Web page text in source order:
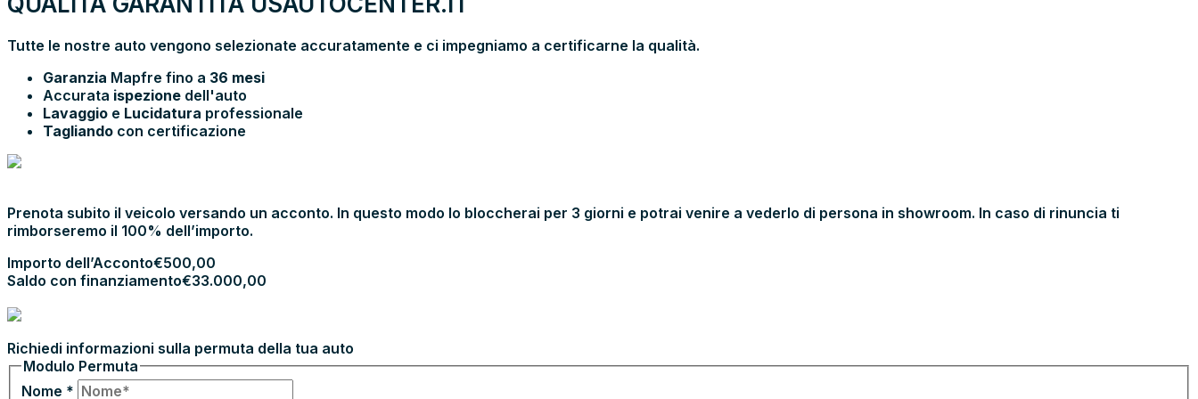
Tutte le nostre auto vengono selezionate accuratamente e ci impegniamo a certificarne la qualità.
Garanzia Mapfre fino a 36 mesi
Accurata ispezione dell'auto
Lavaggio e Lucidatura professionale
Tagliando con certificazione
Prenota subito il veicolo versando un acconto. In questo modo lo bloccherai per 3 giorni e potrai venire a vederlo di persona in showroom. In caso di rinuncia ti
rimborseremo il 100% dell’importo.
Importo dell’Acconto€500,00
Saldo con finanziamento€33.000,00
Richiedi informazioni sulla permuta della tua auto
Modulo Permuta
Nome *